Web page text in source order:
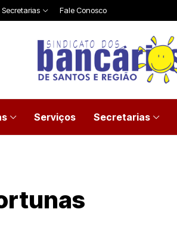
Secretarias Fale Conosco
Serviços Secretarias